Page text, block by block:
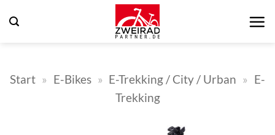
Inhalt
Start » E-Bikes » E-Trekking / City / Urban » E-
Trekking